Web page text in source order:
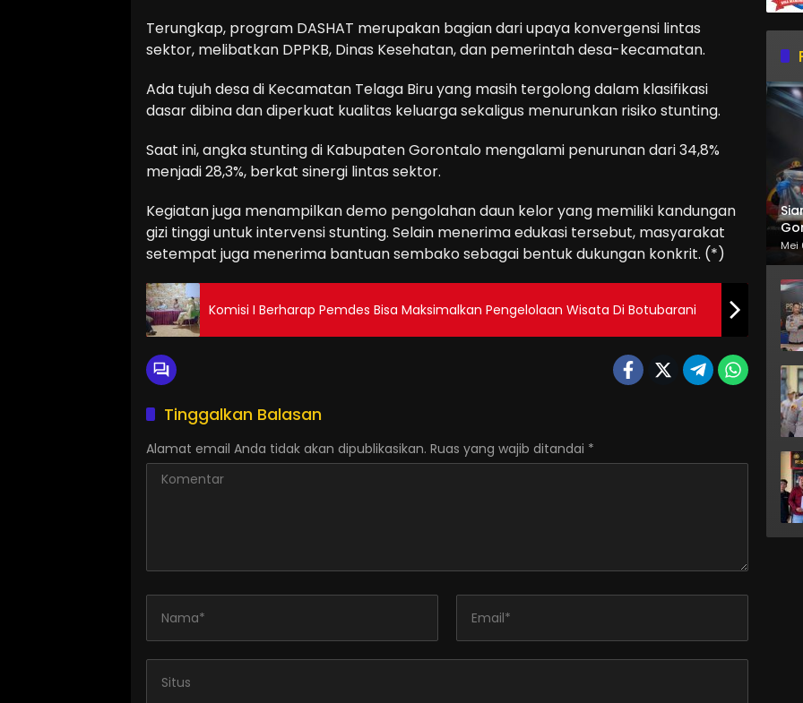
Terungkap, program DASHAT merupakan bagian dari upaya konvergensi lintas
sektor, melibatkan DPPKB, Dinas Kesehatan, dan pemerintah desa-kecamatan.
Ada tujuh desa di Kecamatan Telaga Biru yang masih tergolong dalam klasifikasi
dasar dibina dan diperkuat kualitas keluarga sekaligus menurunkan risiko stunting.
Saat ini, angka stunting di Kabupaten Gorontalo mengalami penurunan dari 34,8%
menjadi 28,3%, berkat sinergi lintas sektor.
Kegiatan juga menampilkan demo pengolahan daun kelor yang memiliki kandungan
gizi tinggi untuk intervensi stunting. Selain menerima edukasi tersebut, masyarakat
setempat juga menerima bantuan sembako sebagai bentuk dukungan konkrit. (*)
Komisi I Berharap Pemdes Bisa Maksimalkan Pengelolaan Wisata Di Botubarani
Tinggalkan Balasan
Alamat email Anda tidak akan dipublikasikan. Ruas yang wajib ditandai *
Mei